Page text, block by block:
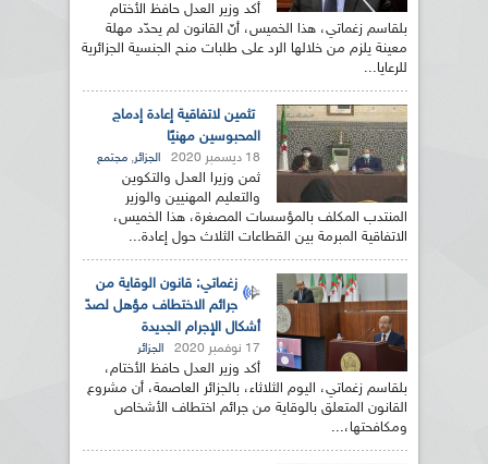
أكد وزير العدل حافظ الأختام
بلقاسم زغماتي، هذا الخميس، أنّ القانون لم يحدّد مهلة
معينة يلزم من خلالها الرد على طلبات منح الجنسية الجزائرية
للرعايا...
تثمين لاتفاقية إعادة إدماج
المحبوسين مهنيًا
18 ديسمبر 2020 الجزائر, مجتمع
ثمن وزيرا العدل والتكوين
والتعليم المهنيين والوزير
المنتدب المكلف بالمؤسسات المصغرة، هذا الخميس،
الاتفاقية المبرمة بين القطاعات الثلاث حول إعادة...
زغماتي: قانون الوقاية من
جرائم الاختطاف مؤهل لصدّ
أشكال الإجرام الجديدة
17 نوفمبر 2020 الجزائر
أكد وزير العدل حافظ الأختام،
بلقاسم زغماتي، اليوم الثلاثاء، بالجزائر العاصمة، أن مشروع
القانون المتعلق بالوقاية من جرائم اختطاف الأشخاص
ومكافحتها،...